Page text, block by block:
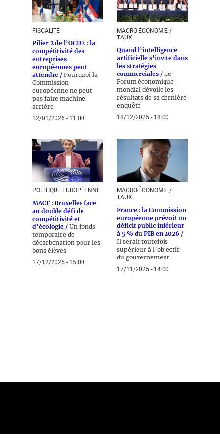
FISCALITÉ
Pilier 2 de l’OCDE : la
compétitivité des
entreprises
européennes peut
attendre / Pourquoi la
Commission
européenne ne peut
pas faire machine
arrière
12/01/2026 - 11:00
MACRO-ÉCONOMIE /
TAUX
Quand l’intelligence
artificielle s’invite dans
les stratégies
commerciales / Le
Forum économique
mondial dévoile les
résultats de sa dernière
enquête
18/12/2025 - 18:00
POLITIQUE EUROPÉENNE
MACF : Bruxelles face
au double défi de
compétitivité et
d’écologie / Un fonds
temporaire de
décarbonation pour les
bons élèves
17/12/2025 - 15:00
MACRO-ÉCONOMIE /
TAUX
France : la Commission
européenne prévoit un
déficit public inférieur
à 5 % du PIB en 2026 /
Il serait toutefois
supérieur à l’objectif
du gouvernement
17/11/2025 - 14:00